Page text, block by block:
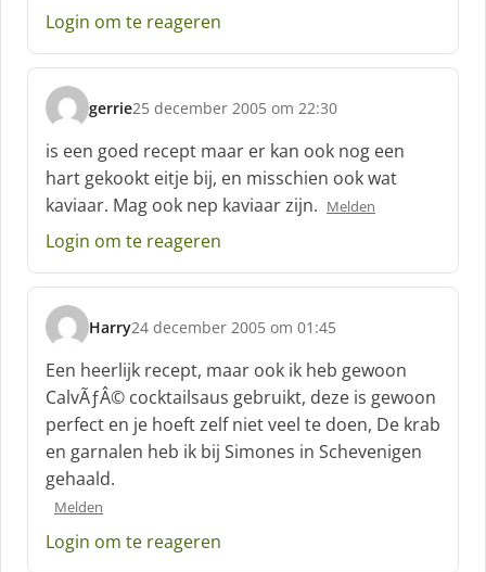
:Login om te reageren
gerrie
s
c
h
r
e
e
:
25 december 2005 om 22:30
is een goed recept maar er kan ook nog een
hart gekookt eitje bij, en misschien ook wat
kaviaar. Mag ook nep kaviaar zijn. Melden
Login om te reageren
Harry
s
c
h
r
e
e
f
24 december 2005 om 01:45
Een heerlijk recept, maar ook ik heb gewoon
CalvÃƒÂ© cocktailsaus gebruikt, deze is gewoon
perfect en je hoeft zelf niet veel te doen, De krab
en garnalen heb ik bij Simones in Schevenigen
gehaald.
Melden
Login om te reageren